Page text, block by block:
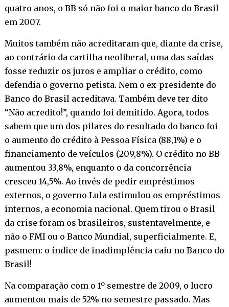
quatro anos, o BB só não foi o maior banco do Brasil
em 2007.
Muitos também não acreditaram que, diante da crise,
ao contrário da cartilha neoliberal, uma das saídas
fosse reduzir os juros e ampliar o crédito, como
defendia o governo petista. Nem o ex-presidente do
Banco do Brasil acreditava. Também deve ter dito
“Não acredito!”, quando foi demitido. Agora, todos
sabem que um dos pilares do resultado do banco foi
o aumento do crédito à Pessoa Física (88,1%) e o
financiamento de veículos (209,8%). O crédito no BB
aumentou 33,8%, enquanto o da concorrência
cresceu 14,5%. Ao invés de pedir empréstimos
externos, o governo Lula estimulou os empréstimos
internos, a economia nacional. Quem tirou o Brasil
da crise foram os brasileiros, sustentavelmente, e
não o FMI ou o Banco Mundial, superficialmente. E,
pasmem: o índice de inadimplência caiu no Banco do
Brasil!
Na comparação com o 1º semestre de 2009, o lucro
aumentou mais de 52% no semestre passado. Mas